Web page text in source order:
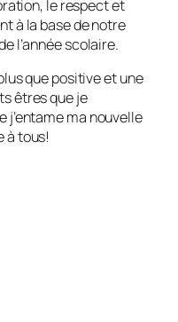
le respect et
à la base de notre
l’année scolaire.
que positive et une
êtres que je
j’entame ma nouvelle
à tous!